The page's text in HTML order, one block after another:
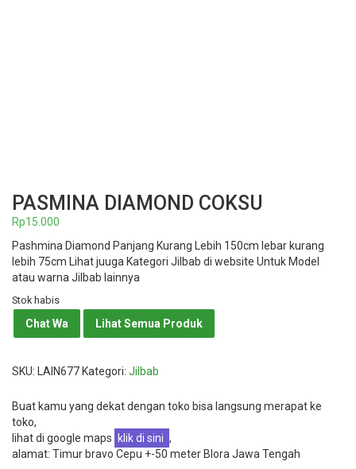
PASMINA DIAMOND COKSU
Rp15.000
Pashmina Diamond Panjang Kurang Lebih 150cm lebar kurang
lebih 75cm Lihat juuga Kategori Jilbab di website Untuk Model
atau warna Jilbab lainnya
Stok habis
Chat Wa Lihat Semua Produk
SKU: LAIN677 Kategori: Jilbab
Buat kamu yang dekat dengan toko bisa langsung merapat ke
toko,
lihat di google maps
klik di sini ,
alamat: Timur bravo Cepu +-50 meter Blora Jawa Tengah